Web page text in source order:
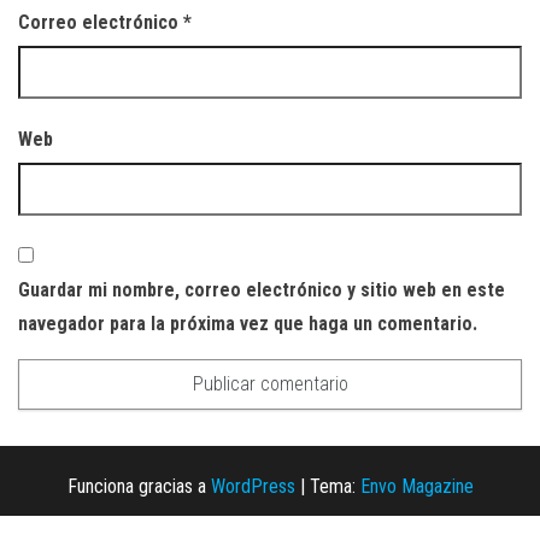
Correo electrónico *
Web
Guardar mi nombre, correo electrónico y sitio web en este
navegador para la próxima vez que haga un comentario.
Funciona gracias a WordPress Tema: Envo Magazine